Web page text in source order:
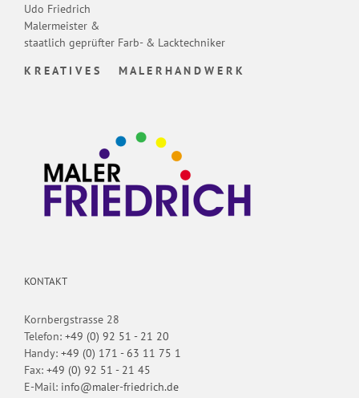
Udo Friedrich
Malermeister &
staatlich geprüfter Farb- & Lacktechniker
K R E A T I V E S M A L E R H A N D W E R K
KONTAKT
Kornbergstrasse 28
Telefon: +49 (0) 92 51 - 21 20
Handy: +49 (0) 171 - 63 11 75 1
Fax: +49 (0) 92 51 - 21 45
E-Mail: info@maler-friedrich.de